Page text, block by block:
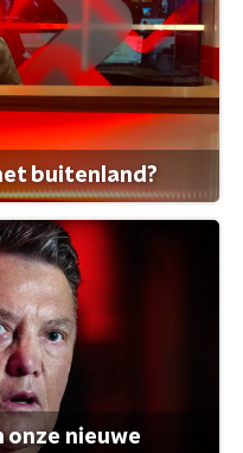
buitenland?
onze nieuwe